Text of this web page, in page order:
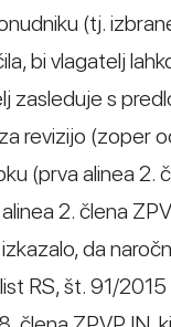
(tj.
bi vlagatelj
zasleduje s
revizijo (zoper
(prva alinea 2.
2. člena
da
RS, št. 91/